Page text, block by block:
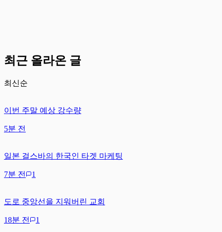
최근 올라온 글
최신순
이번 주말 예상 강수량
5분 전
일본 걸스바의 한국인 타겟 마케팅
7분 전 1
도로 중앙선을 지워버린 교회
18분 전 1